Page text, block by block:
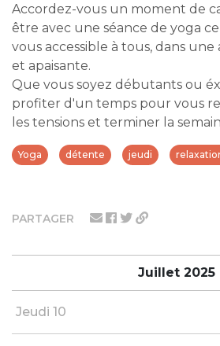
PARTAGER
Juillet 2025
Jeudi 10
Accordez-vous un moment de
être avec une séance de yoga
vous accessible à tous, dans une
et apaisante.
Que vous soyez débutants ou
profiter d'un temps pour vous
les tensions et terminer la
Yoga détente jeudi